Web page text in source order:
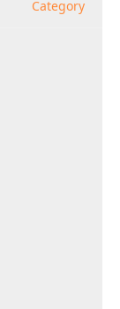
Category